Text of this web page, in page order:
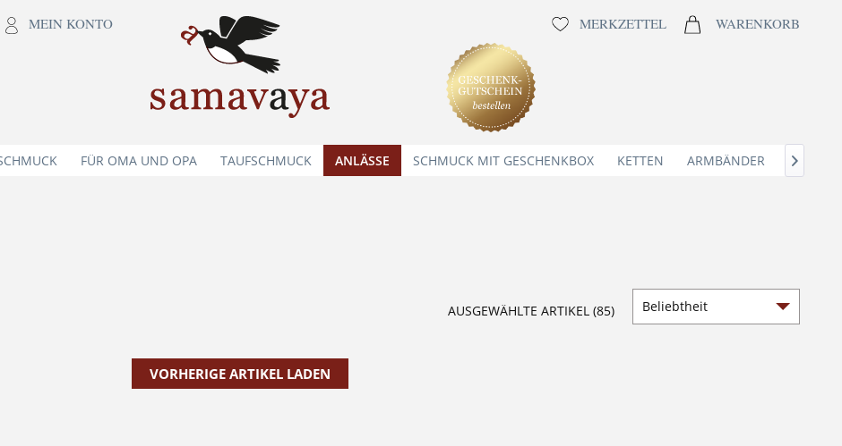
MEIN KONTO MERKZETTEL WARENKORB
FÜR OMA UND OPA TAUFSCHMUCK ANLÄSSE SCHMUCK MIT GESCHENKBOX KETTEN ARMBÄNDER 
AUSGEWÄHLTE ARTIKEL (85)
VORHERIGE ARTIKEL LADEN